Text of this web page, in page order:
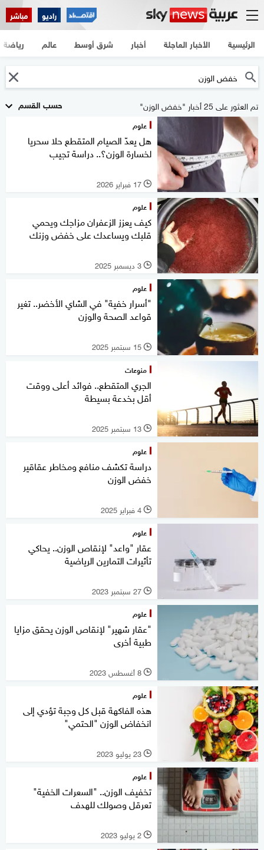
راديو مباشر
الرئيسية الأخبار العاجلة أخبار شرق أوسط عالم رياضة
حسب القسم تم العثور على 25 أخبار "خفض الوزن"
علوم
هل يعدّ الصيام المتقطع حلا سحريا
لخسارة الوزن؟.. دراسة تجيب
l 17 فبراير 2026
علوم
كيف يعزز الزعفران مزاجك ويحمي
قلبك ويساعدك على خفض وزنك
l 3 ديسمبر 2025
علوم
"أسرار خفية" في الشاي الأخضر.. تغير
قواعد الصحة والوزن
l 15 سبتمبر 2025
منوعات
الجري المتقطع.. فوائد أعلى ووقت
أقل بخدعة بسيطة
l 13 سبتمبر 2025
علوم
دراسة تكشف منافع ومخاطر عقاقير
خفض الوزن
l 4 فبراير 2025
علوم
عقار "واعد" لإنقاص الوزن.. يحاكي
تأثيرات التمارين الرياضية
l 27 سبتمبر 2023
علوم
"عقار شهير" لإنقاص الوزن يحقق مزايا
طبية أخرى
l 8 أغسطس 2023
علوم
هذه الفاكهة قبل كل وجبة تؤدي إلى
انخفاض الوزن "الحتمي"
l 23 يوليو 2023
علوم
تخفيف الوزن.. "السعرات الخفية"
تعرقل وصولك للهدف
l 2 يوليو 2023